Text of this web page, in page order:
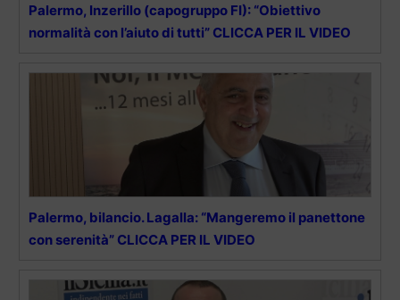
Palermo, Inzerillo (capogruppo FI): “Obiettivo
normalità con l’aiuto di tutti” CLICCA PER IL VIDEO
Palermo, bilancio. Lagalla: “Mangeremo il panettone
con serenità” CLICCA PER IL VIDEO